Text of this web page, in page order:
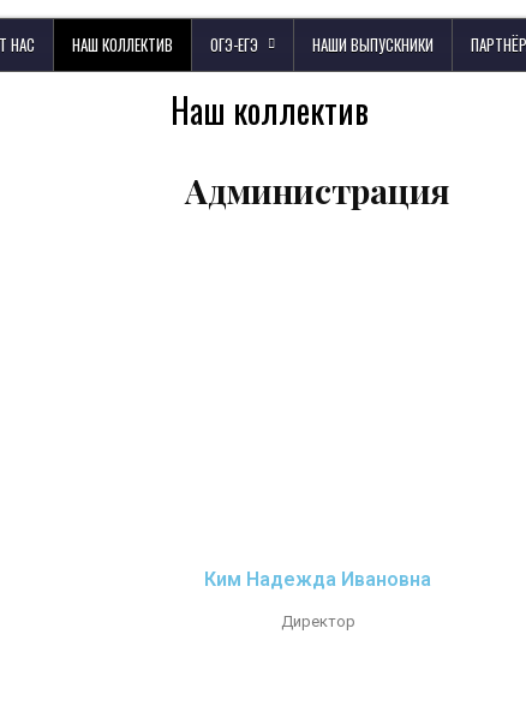
НАС НАШ КОЛЛЕКТИВ ОГЭ-ЕГЭ НАШИ ВЫПУСКНИКИ
Наш коллектив
Администрация
Ким Надежда Ивановна
Директор